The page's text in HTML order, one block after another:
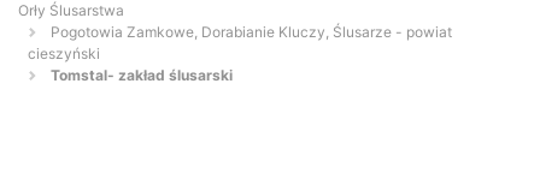
Orły Ślusarstwa
Pogotowia Zamkowe, Dorabianie Kluczy, Ślusarze - powiat
cieszyński
Tomstal- zakład ślusarski